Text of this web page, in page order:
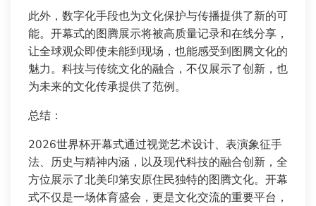
此外，数字化手段也为文化保护与传播提供了新的可
能。开幕式的图腾展示将被高质量记录和在线分享，
让全球观众即使未能到现场，也能感受到图腾文化的
魅力。科技与传统文化的融合，不仅展示了创新，也
为未来的文化传承提供了范例。
总结：
2026世界杯开幕式通过视觉艺术设计、表演象征手
法、历史与精神内涵，以及现代科技的融合创新，全
方位展示了北美印第安原住民独特的图腾文化。开幕
式不仅是一场体育盛会，更是文化交流的重要平台，